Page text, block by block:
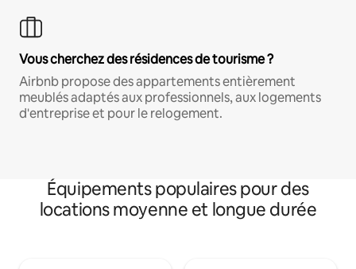
Vous cherchez des résidences de tourisme ?
Airbnb propose des appartements entièrement
meublés adaptés aux professionnels, aux logements
d'entreprise et pour le relogement.
Équipements populaires pour des
locations moyenne et longue durée